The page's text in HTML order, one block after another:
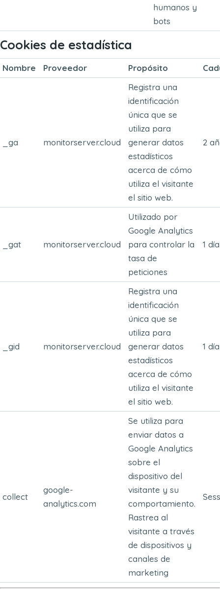
humanos y
bots
Cookies de estadística
Nombre Proveedor Propósito
_ga monitorserver.cloud
Registra una
identificación
única que se
utiliza para
generar datos
estadísticos
acerca de cómo
utiliza el visitante
el sitio web.
2
_gat monitorserver.cloud
Utilizado por
Google Analytics
para controlar la
tasa de
peticiones
1 día
_gid monitorserver.cloud
Registra una
identificación
única que se
utiliza para
generar datos
estadísticos
acerca de cómo
utiliza el visitante
el sitio web.
1 día
collect
google-
analytics.com
Se utiliza para
enviar datos a
Google Analytics
sobre el
dispositivo del
visitante y su
comportamiento.
Rastrea al
visitante a través
de dispositivos y
canales de
marketing